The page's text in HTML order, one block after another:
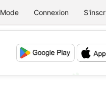
Mode Connexion